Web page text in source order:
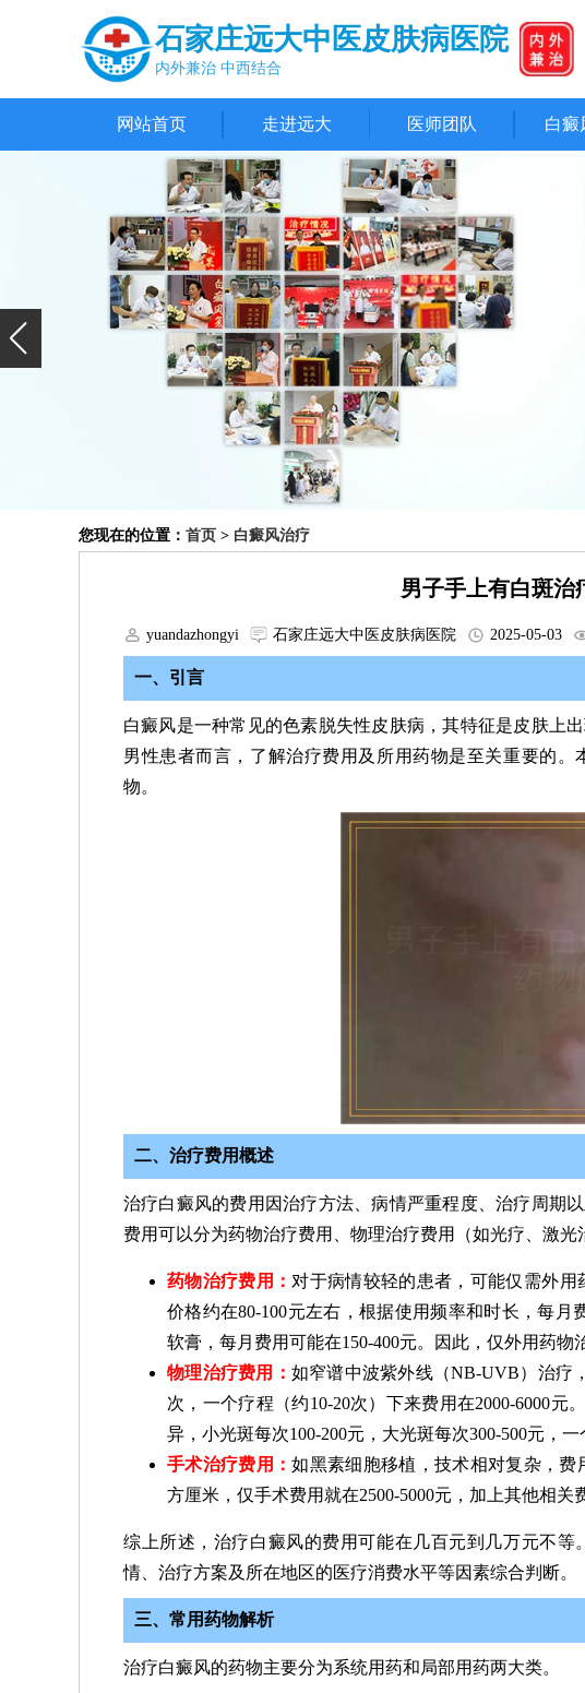
石家庄远大中医皮肤病医院
内外兼治 中西结合
网站首页 走进远大 医师团队 白癜
您现在的位置： 首页 > 白癜风治疗
男子手上有白斑治
yuandazhongyi 石家庄远大中医皮肤病医院 2025-05-03
一、引言
白癜风是一种常见的色素脱失性皮肤病，其特征是皮肤上
男性患者而言，了解治疗费用及所用药物是至关重要的
物。
二、治疗费用概述
治疗白癜风的费用因治疗方法、病情严重程度、治疗周期
费用可以分为药物治疗费用、物理治疗费用（如光疗、激
药物治疗费用： 对于病情较轻的患者，可能仅需外用
价格约在80-100元左右，根据使用频率和时长，每月
软膏，每月费用可能在150-400元。因此，仅外用药物
物理治疗费用： 如窄谱中波紫外线（NB-UVB）治疗
次，一个疗程（约10-20次）下来费用在2000-6000
异，小光斑每次100-200元，大光斑每次300-500元，一
手术治疗费用：如黑素细胞移植，技术相对复杂，费
方厘米，仅手术费用就在2500-5000元，加上其他相关
综上所述，治疗白癜风的费用可能在几百元到几万元不
情、治疗方案及所在地区的医疗消费水平等因素综合判断。
三、常用药物解析
治疗白癜风的药物主要分为系统用药和局部用药两大类。